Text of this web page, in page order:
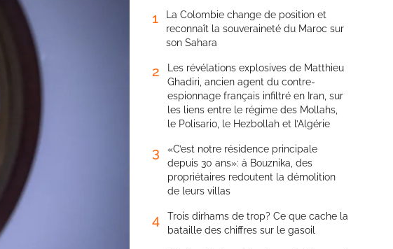
1
La Colombie change de position et
reconnaît la souveraineté du Maroc sur
son Sahara
2
Les révélations explosives de Matthieu
Ghadiri, ancien agent du contre-
espionnage français infiltré en Iran, sur
les liens entre le régime des Mollahs,
le Polisario, le Hezbollah et l’Algérie
3
«C’est notre résidence principale
depuis 30 ans»: à Bouznika, des
propriétaires redoutent la démolition
de leurs villas
4
Trois dirhams de trop? Ce que cache la
bataille des chiffres sur le gasoil